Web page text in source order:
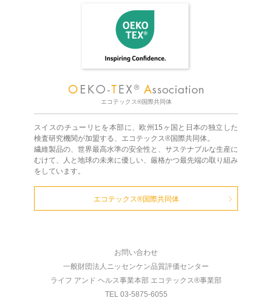
エコテックス®国際共同体
スイスのチューリヒを本部に、欧州15ヶ国と日本の独立した
検査研究機関が加盟する、エコテックス®国際共同体。
繊維製品の、世界最高水準の安全性と、サステナブルな生産に
むけて、人と地球の未来に優しい、厳格かつ最先端の取り組み
をしています。
エコテックス®国際共同体
お問い合わせ
一般財団法人ニッセンケン品質評価センター
ライフ アンド ヘルス事業本部 エコテックス®事業部
TEL 03-5875-6055